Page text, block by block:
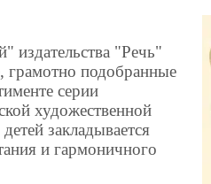
издательства "Речь"
грамотно подобранные
серии
художественной
закладывается
и гармоничного